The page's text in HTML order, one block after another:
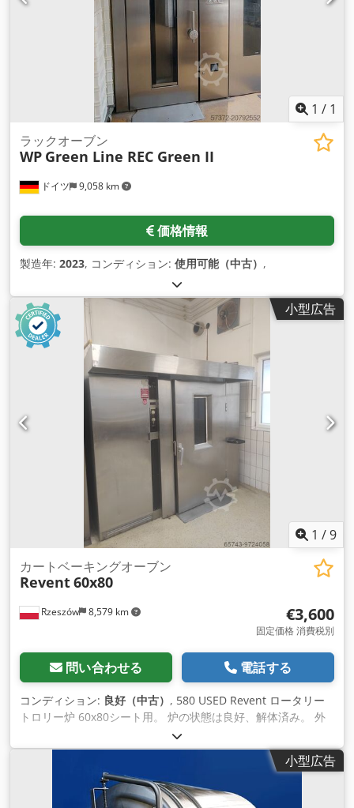
1 / 1
ドイツ 9,058 km
ラックオーブン
WP Green Line REC Green II
価格情報
製造年: 2023, コンディション: 使用可能（中古） ,
小型広告
1 /9
Rzeszów 8,579 km
カートベーキングオーブン
Revent60x80
€3,600
固定価格 消費税別
問い合わせる 電話する
コンディション: 良好（中古） , 580 USED Revent ロータリー
トロリー炉 60x80シート用。 炉の状態は良好、解体済み。 外
形寸法（単位：cm）： -幅：248 -dg：176 Chedpfslk Ef Isx
An Esa -H: 245 EQUIPMENT（設備）： -中古オイルバーナー -
ステンレス製ハウジング。 解体されたユニットは、当社の倉庫
（ポーランド、36-068 Bachórz）に保管されており、ご覧いた
だけます。 支払い可能なオプションは、改装 / 輸送 / 設置 / 試
小型広告